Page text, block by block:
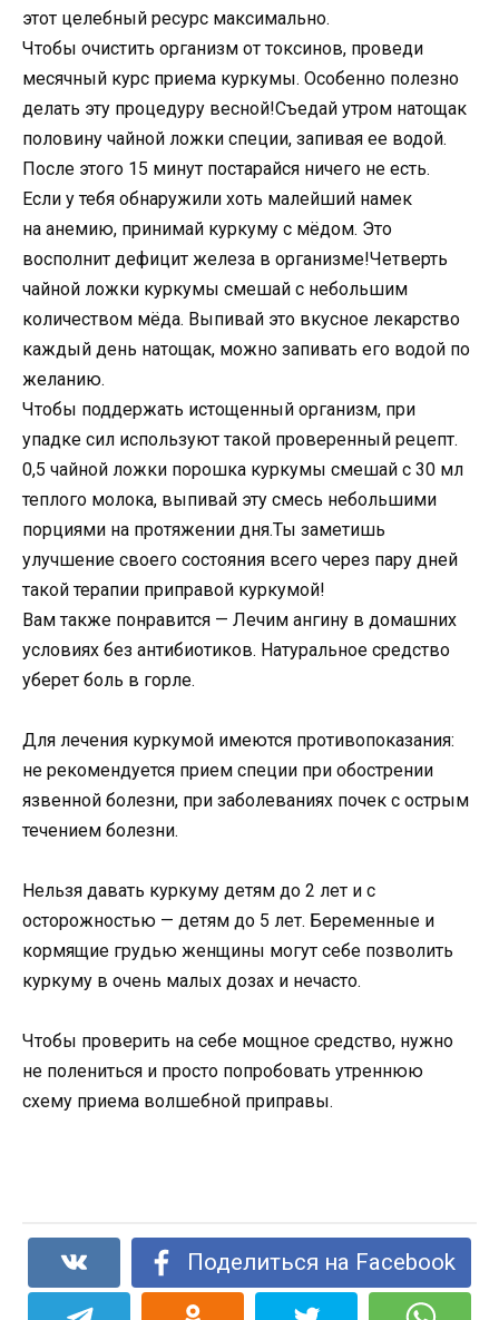
этот целебный ресурс максимально.
Чтобы очистить организм от токсинов, проведи
месячный курс приема куркумы. Особенно полезно
делать эту процедуру весной!Съедай утром натощак
половину чайной ложки специи, запивая ее водой.
После этого 15 минут постарайся ничего не есть.
Если у тебя обнаружили хоть малейший намек
на анемию, принимай куркуму с мёдом. Это
восполнит дефицит железа в организме!Четверть
чайной ложки куркумы смешай с небольшим
количеством мёда. Выпивай это вкусное лекарство
каждый день натощак, можно запивать его водой по
желанию.
Чтобы поддержать истощенный организм, при
упадке сил используют такой проверенный рецепт.
0,5 чайной ложки порошка куркумы смешай с 30 мл
теплого молока, выпивай эту смесь небольшими
порциями на протяжении дня.Ты заметишь
улучшение своего состояния всего через пару дней
такой терапии приправой куркумой!
Вам также понравится — Лечим ангину в домашних
условиях без антибиотиков. Натуральное средство
уберет боль в горле.
Для лечения куркумой имеются противопоказания:
не рекомендуется прием специи при обострении
язвенной болезни, при заболеваниях почек с острым
течением болезни.
Нельзя давать куркуму детям до 2 лет и с
осторожностью — детям до 5 лет. Беременные и
кормящие грудью женщины могут себе позволить
куркуму в очень малых дозах и нечасто.
Чтобы проверить на себе мощное средство, нужно
не полениться и просто попробовать утреннюю
схему приема волшебной приправы.
Поделиться на Facebook